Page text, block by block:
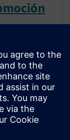
conjunto
abordar
de la
y
primer nivel
la